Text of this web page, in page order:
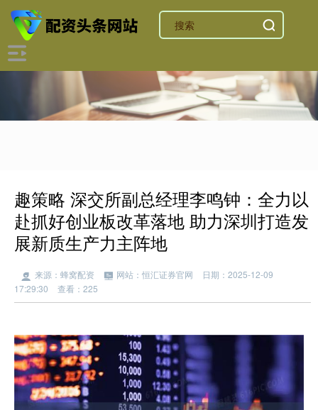
趣策略 深交所副总经理李鸣钟：全力以
赴抓好创业板改革落地 助力深圳打造发
展新质生产力主阵地
来源：蜂窝配资 网站：恒汇证券官网
日期：2025-12-09
17:29:30
查看：225